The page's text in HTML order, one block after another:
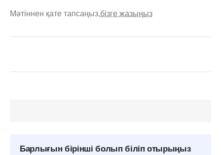
Мәтіннен қате тапсаңыз,бізге жазыңыз
Барлығын бірінші болып біліп отырыңыз